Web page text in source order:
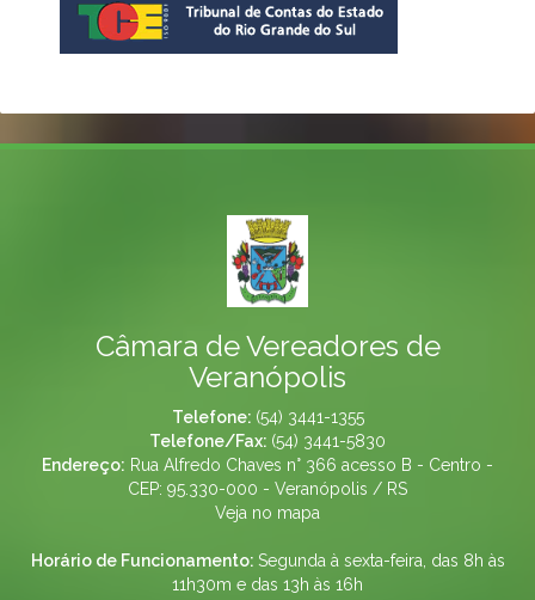
Câmara de Vereadores de
Veranópolis
Telefone: (54) 3441-1355
Telefone/Fax: (54) 3441-5830
Endereço: Rua Alfredo Chaves n° 366 acesso B - Centro -
CEP: 95.330-000 - Veranópolis / RS
Veja no mapa
Horário de Funcionamento: Segunda à sexta-feira, das 8h às
11h30m e das 13h às 16h